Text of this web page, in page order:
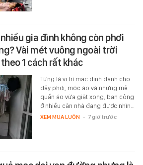
gia đình không còn phơi
Vài mét vuông ngoài trời
1 cách rất khác
Từng là vị trí mặc định dành cho
dây phơi, móc áo và những mẻ
quần áo vừa giặt xong, ban công
ở nhiều căn nhà đang được nhìn…
XEM MUA LUÔN - 7 giờ trước